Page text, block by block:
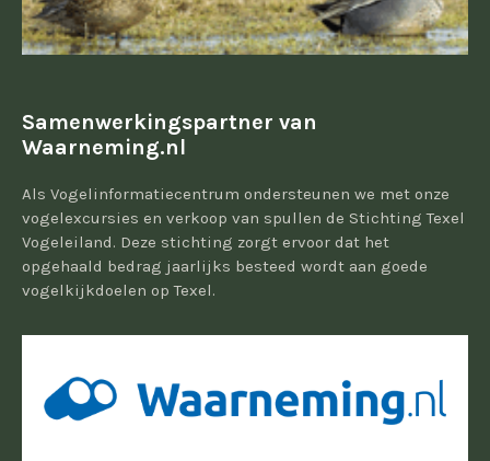
Samenwerkingspartner van
Waarneming.nl
Als Vogelinformatiecentrum ondersteunen we met onze
vogelexcursies en verkoop van spullen de Stichting Texel
Vogeleiland. Deze stichting zorgt ervoor dat het
opgehaald bedrag jaarlijks besteed wordt aan goede
vogelkijkdoelen op Texel.